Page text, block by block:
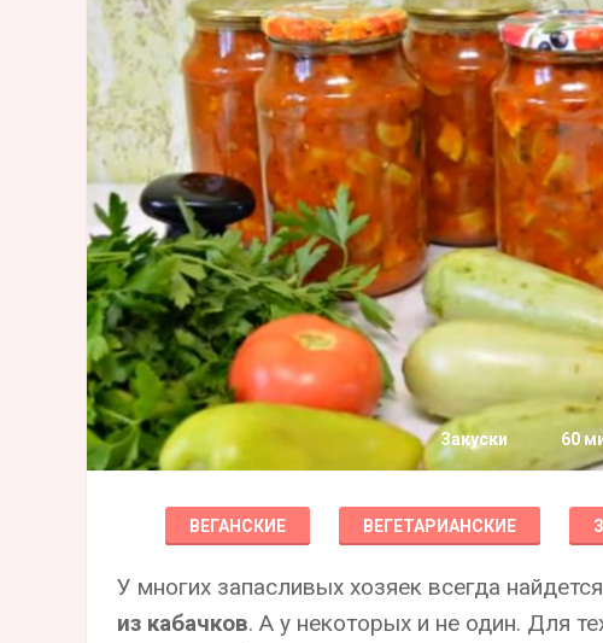
Закуски 60
ВЕГАНСКИЕ ВЕГЕТАРИАНСКИЕ
У многих запасливых хозяек всегда
из кабачков. А у некоторых и не один. Для